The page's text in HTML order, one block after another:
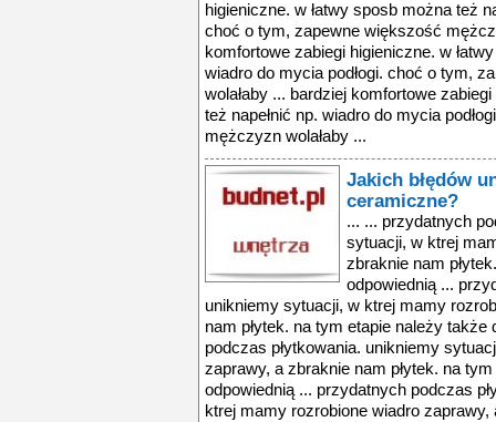
higieniczne. w łatwy sposb można też
choć o tym, zapewne większość
komfortowe zabiegi higieniczne. w
wiadro do mycia podłogi. choć o tym,
wolałaby ... bardziej komfortowe
też napełnić np. wiadro do mycia
mężczyzn wolałaby ...
Jakich błędów
ceramiczne?
... ... przydatnych
sytuacji, w ktrej
zbraknie nam
odpowiednią ...
unikniemy sytuacji, w ktrej mamy
nam płytek. na tym etapie należy
podczas płytkowania. unikniemy
zaprawy, a zbraknie nam płytek. na
odpowiednią ... przydatnych podczas
ktrej mamy rozrobione wiadro zaprawy,